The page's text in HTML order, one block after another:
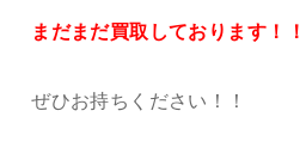
まだまだ買取しております！！
ぜひお持ちください！！